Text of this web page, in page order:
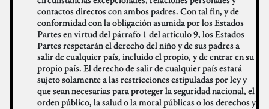
contactos directos con ambos padres. Con tal fin, y de
conformidad con la obligación asumida por los Estados
Partes en virtud del párrafo 1 del artículo 9, los Estados
Partes respetarán el derecho del niño y de sus padres a
salir de cualquier país, incluido el propio, y de entrar en su
propio país. El derecho de salir de cualquier país estará
sujeto solamente a las restricciones estipuladas por ley y
que sean necesarias para proteger la seguridad nacional, el
orden público, la salud o la moral públicas o los derechos y